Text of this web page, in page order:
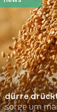
dürre
sorge um